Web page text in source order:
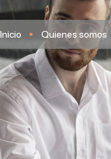
Inicio Quienes somos